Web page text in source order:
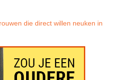
die direct willen neuken in